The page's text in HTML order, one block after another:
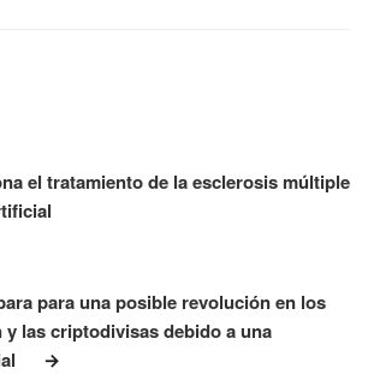
el tratamiento de la esclerosis múltiple
para una posible revolución en los
las criptodivisas debido a una